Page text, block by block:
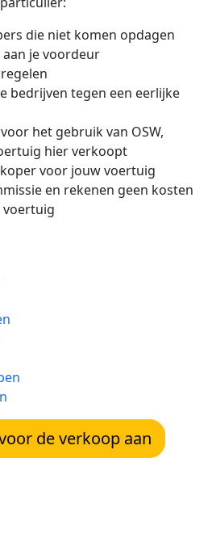
die niet komen opdagen
je voordeur
bedrijven tegen een eerlijke
het gebruik van OSW,
hier verkoopt
voor jouw voertuig
en rekenen geen kosten
voertuig
de verkoop aan